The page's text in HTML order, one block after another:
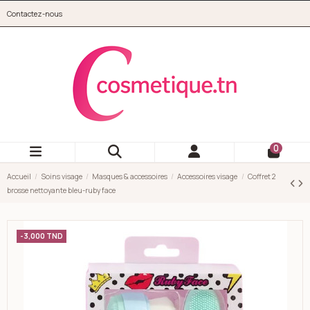
Contactez-nous
0
Accueil Soins visage Masques & accessoires Accessoires visage
Coffret 2
brosse nettoyante bleu-ruby face
-3,000 TND